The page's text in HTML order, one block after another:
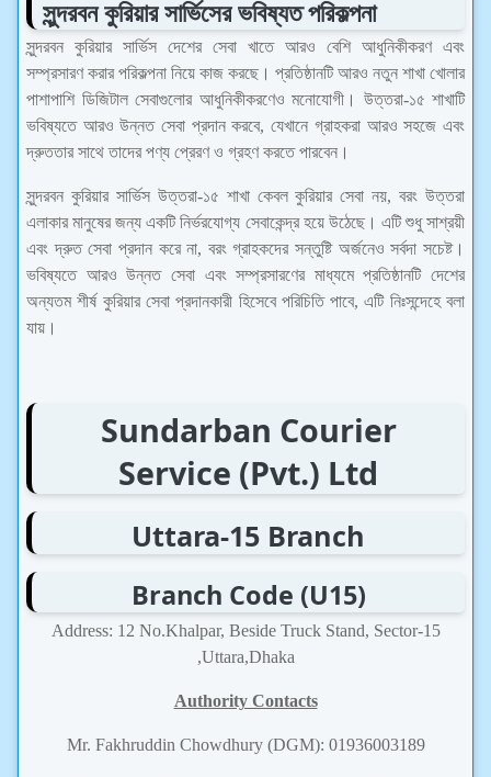
সুন্দরবন কুরিয়ার সার্ভিসের ভবিষ্যত পরিকল্পনা
সুন্দরবন কুরিয়ার সার্ভিস দেশের সেবা খাতে আরও বেশি আধুনিকীকরণ এবং
সম্প্রসারণ করার পরিকল্পনা নিয়ে কাজ করছে। প্রতিষ্ঠানটি আরও নতুন শাখা খোলার
পাশাপাশি ডিজিটাল সেবাগুলোর আধুনিকীকরণেও মনোযোগী। উত্তরা-১৫ শাখাটি
ভবিষ্যতে আরও উন্নত সেবা প্রদান করবে, যেখানে গ্রাহকরা আরও সহজে এবং
দ্রুততার সাথে তাদের পণ্য প্রেরণ ও গ্রহণ করতে পারবেন।
সুন্দরবন কুরিয়ার সার্ভিস উত্তরা-১৫ শাখা কেবল কুরিয়ার সেবা নয়, বরং উত্তরা
এলাকার মানুষের জন্য একটি নির্ভরযোগ্য সেবাকেন্দ্র হয়ে উঠেছে। এটি শুধু সাশ্রয়ী
এবং দ্রুত সেবা প্রদান করে না, বরং গ্রাহকদের সন্তুষ্টি অর্জনেও সর্বদা সচেষ্ট।
ভবিষ্যতে আরও উন্নত সেবা এবং সম্প্রসারণের মাধ্যমে প্রতিষ্ঠানটি দেশের
অন্যতম শীর্ষ কুরিয়ার সেবা প্রদানকারী হিসেবে পরিচিতি পাবে, এটি নিঃসন্দেহে বলা
যায়।
Sundarban Courier
Service (Pvt.) Ltd
Uttara-15 Branch
Branch Code (U15)
Address: 12 No.Khalpar, Beside Truck Stand, Sector-15
,Uttara,Dhaka
Authority Contacts
Mr. Fakhruddin Chowdhury (DGM): 01936003189